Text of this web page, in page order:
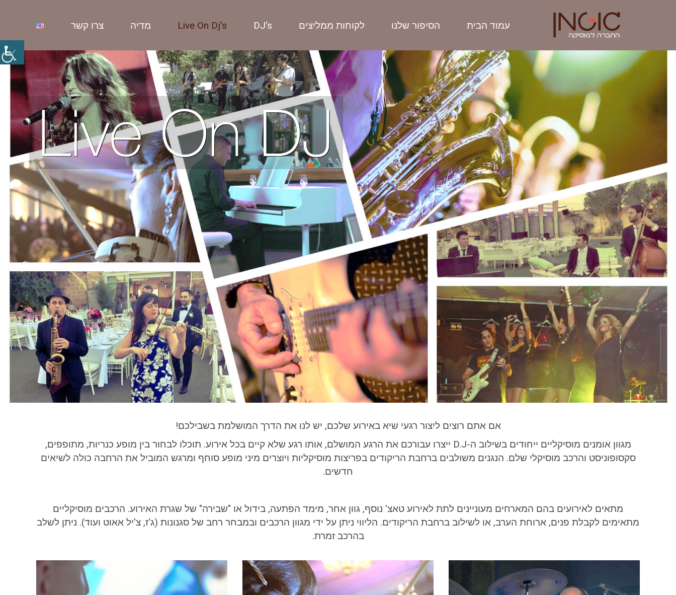
עמוד הבית הסיפור שלנו לקוחות ממליצים DJ's
Live On Dj's מדיה צרו קשר
אם אתם רוצים ליצור רגעי שיא באירוע שלכם, יש לנו את הדרך המושלמת בשבילכם!
מגוון אומנים מוסיקליים ייחודים בשילוב ה-D.J ייצרו עבורכם את הרגע המושלם, אותו רגע שלא קיים בכל אירוע. תוכלו לבחור בין מופע כנריות, מתופפים,
סקסופוניסט והרכב מוסיקלי שלם. הנגנים משולבים ברחבת הריקודים בפריצות מוסיקליות ויוצרים מיני מופע סוחף ומרגש המוביל את הרחבה כולה לשיאים
חדשים.
מתאים לאירועים בהם המארחים מעוניינים לתת לאירוע טאצ' נוסף, גוון אחר, מימד הפתעה, בידול או "שבירה" של שגרת האירוע. הרכבים מוסיקליים
מתאימים לקבלת פנים, ארוחת הערב, או לשילוב ברחבת הריקודים. הליווי ניתן על ידי מגוון הרכבים ובמבחר רחב של סגנונות (ג'ז, צ'יל אאוט ועוד). ניתן לשלב
בהרכב זמרת.